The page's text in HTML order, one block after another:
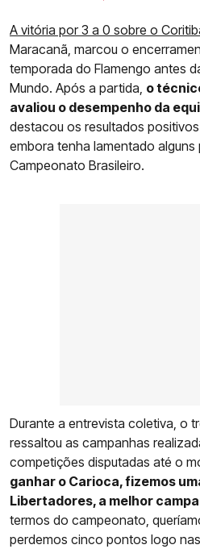
A vitória por 3 a 0 sobre o
Maracanã, marcou o
temporada do Flamengo antes
Mundo. Após a partida, o
avaliou o desempenho da
destacou os resultados
embora tenha lamentado
Campeonato Brasileiro.
Durante a entrevista coletiva, o
ressaltou as campanhas
competições disputadas até o
ganhar o Carioca, fizemos
Libertadores, a melhor
termos do campeonato,
perdemos cinco pontos logo